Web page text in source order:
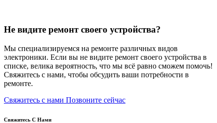
Не видите ремонт своего устройства?
Мы специализируемся на ремонте различных видов
электроники. Если вы не видите ремонт своего устройства в
списке, велика вероятность, что мы всё равно сможем помочь!
Свяжитесь с нами, чтобы обсудить ваши потребности в
ремонте.
Свяжитесь с нами Позвоните сейчас
Свяжитесь С Нами